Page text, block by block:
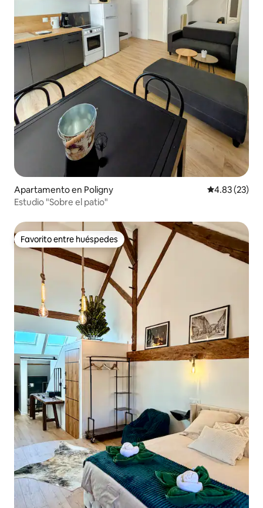
Apartamento en Poligny Calificación
4.83 (23)
Estudio "Sobre el patio"
Favorito entre huéspedes
Favorito entre huéspedes